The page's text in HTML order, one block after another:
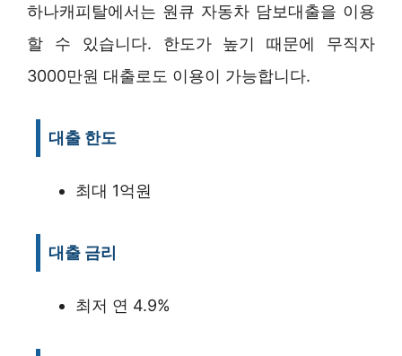
하나캐피탈에서는 원큐 자동차 담보대출을 이용
할 수 있습니다. 한도가 높기 때문에 무직자
3000만원 대출로도 이용이 가능합니다.
대출 한도
최대 1억원
대출 금리
최저 연 4.9%